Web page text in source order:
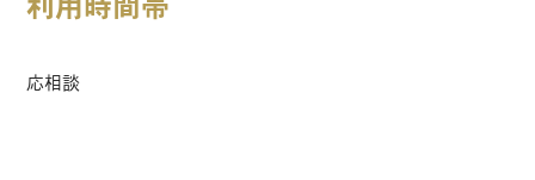
利用時間帯
応相談